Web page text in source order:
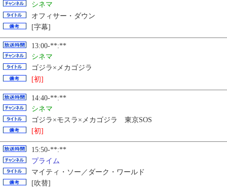
シネマ
オフィサー・ダウン
[字幕]
13:00-**:**
シネマ
ゴジラ×メカゴジラ
[初]
14:40-**:**
シネマ
ゴジラ×モスラ×メカゴジラ 東京SOS
[初]
15:50-**:**
プライム
マイティ・ソー／ダーク・ワールド
[吹替]